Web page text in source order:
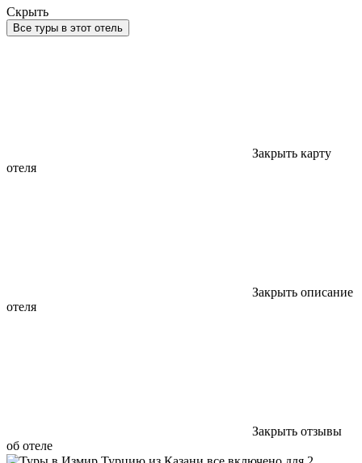
Скрыть
Все туры в этот отель
Закрыть карту
отеля
Закрыть описание
отеля
Закрыть отзывы
об отеле